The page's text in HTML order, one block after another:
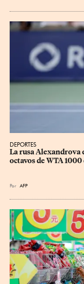
DEPORTES
La rusa Alexandrova
octavos de WTA
Por AFP